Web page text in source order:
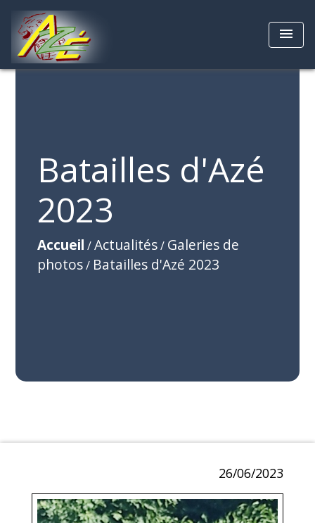
menu
Batailles d'Azé
2023
Accueil /Actualités/ Galeries de
photos/ Batailles d'Azé 2023
26/06/2023